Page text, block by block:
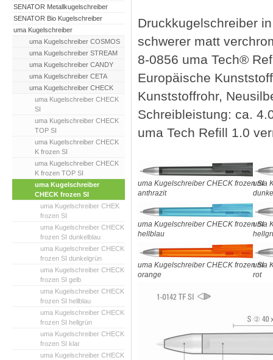
Druckkugelschreiber
schwerer matt
8-0856 uma Tech®
Europäische
Kunststoffrohr,
Schreibleistung: ca.
uma Tech Refill 1.0
uma Kugelschreiber CHECK frozen SI
anthrazit
uma Kugelschreiber CHECK frozen SI
hellblau
uma Kugelschreiber CHECK frozen SI
orange
uma
uma
uma
rot
SENATOR Metallkugelschreiber
SENATOR Bio Kugelschreiber
uma Kugelschreiber
uma Kugelschreiber COSMOS
uma Kugelschreiber STREAM
uma Kugelschreiber CANDY
uma Kugelschreiber CETA
uma Kugelschreiber CHECK
uma Kugelschreiber CHECK
SI
uma Kugelschreiber CHECK
TOP SI
uma Kugelschreiber CHECK
K frozen SI
uma Kugelschreiber CHECK
K frozen TOP SI
uma Kugelschreiber
CHECK frozen SI
uma Kugelschreiber CHEK
frozen SI
uma Kugelschreiber CHECK
frozen SI dunkelblau
uma Kugelschreiber CHECK
frozen SI dunkelgrün
uma Kugelschreiber CHECK
frozen SI gelb
uma Kugelschreiber CHECK
frozen SI hellblau
uma Kugelschreiber CHECK
frozen SI hellgrün
uma Kugelschreiber CHECK
frozen SI klar
uma Kugelschreiber CHECK